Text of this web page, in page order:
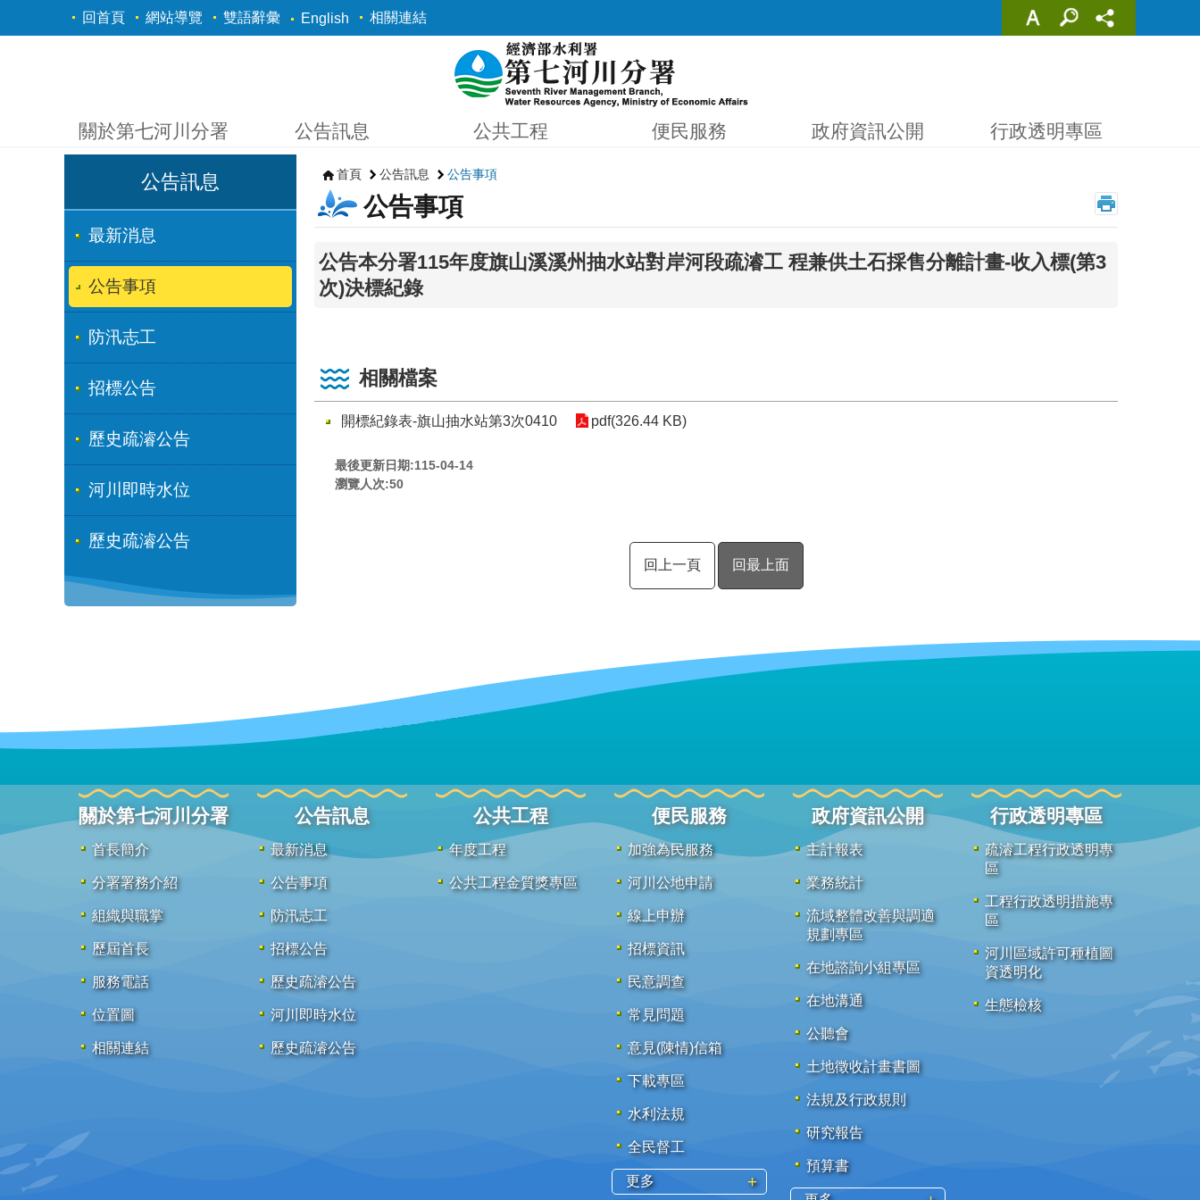
跳到主要內容區塊
回首頁 網站導覽 雙語辭彙 English 相關連結
關於第七河川分署 公告訊息 公共工程 便民服務 政府資訊公開 行政透明專區
公告訊息
最新消息
公告事項
防汛志工
招標公告
歷史疏濬公告
河川即時水位
歷史疏濬公告
首頁 公告訊息 公告事項
公告事項
公告本分署115年度旗山溪溪州抽水站對岸河段疏濬工 程兼供土石採售分離計畫-收入標(第3
次)決標紀錄
相關檔案
開標紀錄表-旗山抽水站第3次0410 pdf(326.44 KB)
最後更新日期:115-04-14
瀏覽人次:50
回上一頁 回最上面
關於第七河川分署
首長簡介
分署署務介紹
組織與職掌
歷屆首長
服務電話
位置圖
相關連結
公告訊息
最新消息
公告事項
防汛志工
招標公告
歷史疏濬公告
河川即時水位
歷史疏濬公告
公共工程
年度工程
公共工程金質獎專區
便民服務
加強為民服務
河川公地申請
線上申辦
招標資訊
民意調查
常見問題
意見(陳情)信箱
下載專區
水利法規
全民督工
更多
政府資訊公開
主計報表
業務統計
流域整體改善與調適
規劃專區
在地諮詢小組專區
在地溝通
公聽會
土地徵收計畫書圖
法規及行政規則
研究報告
預算書
行政透明專區
疏濬工程行政透明專
區
工程行政透明措施專
區
河川區域許可種植圖
資透明化
生態檢核